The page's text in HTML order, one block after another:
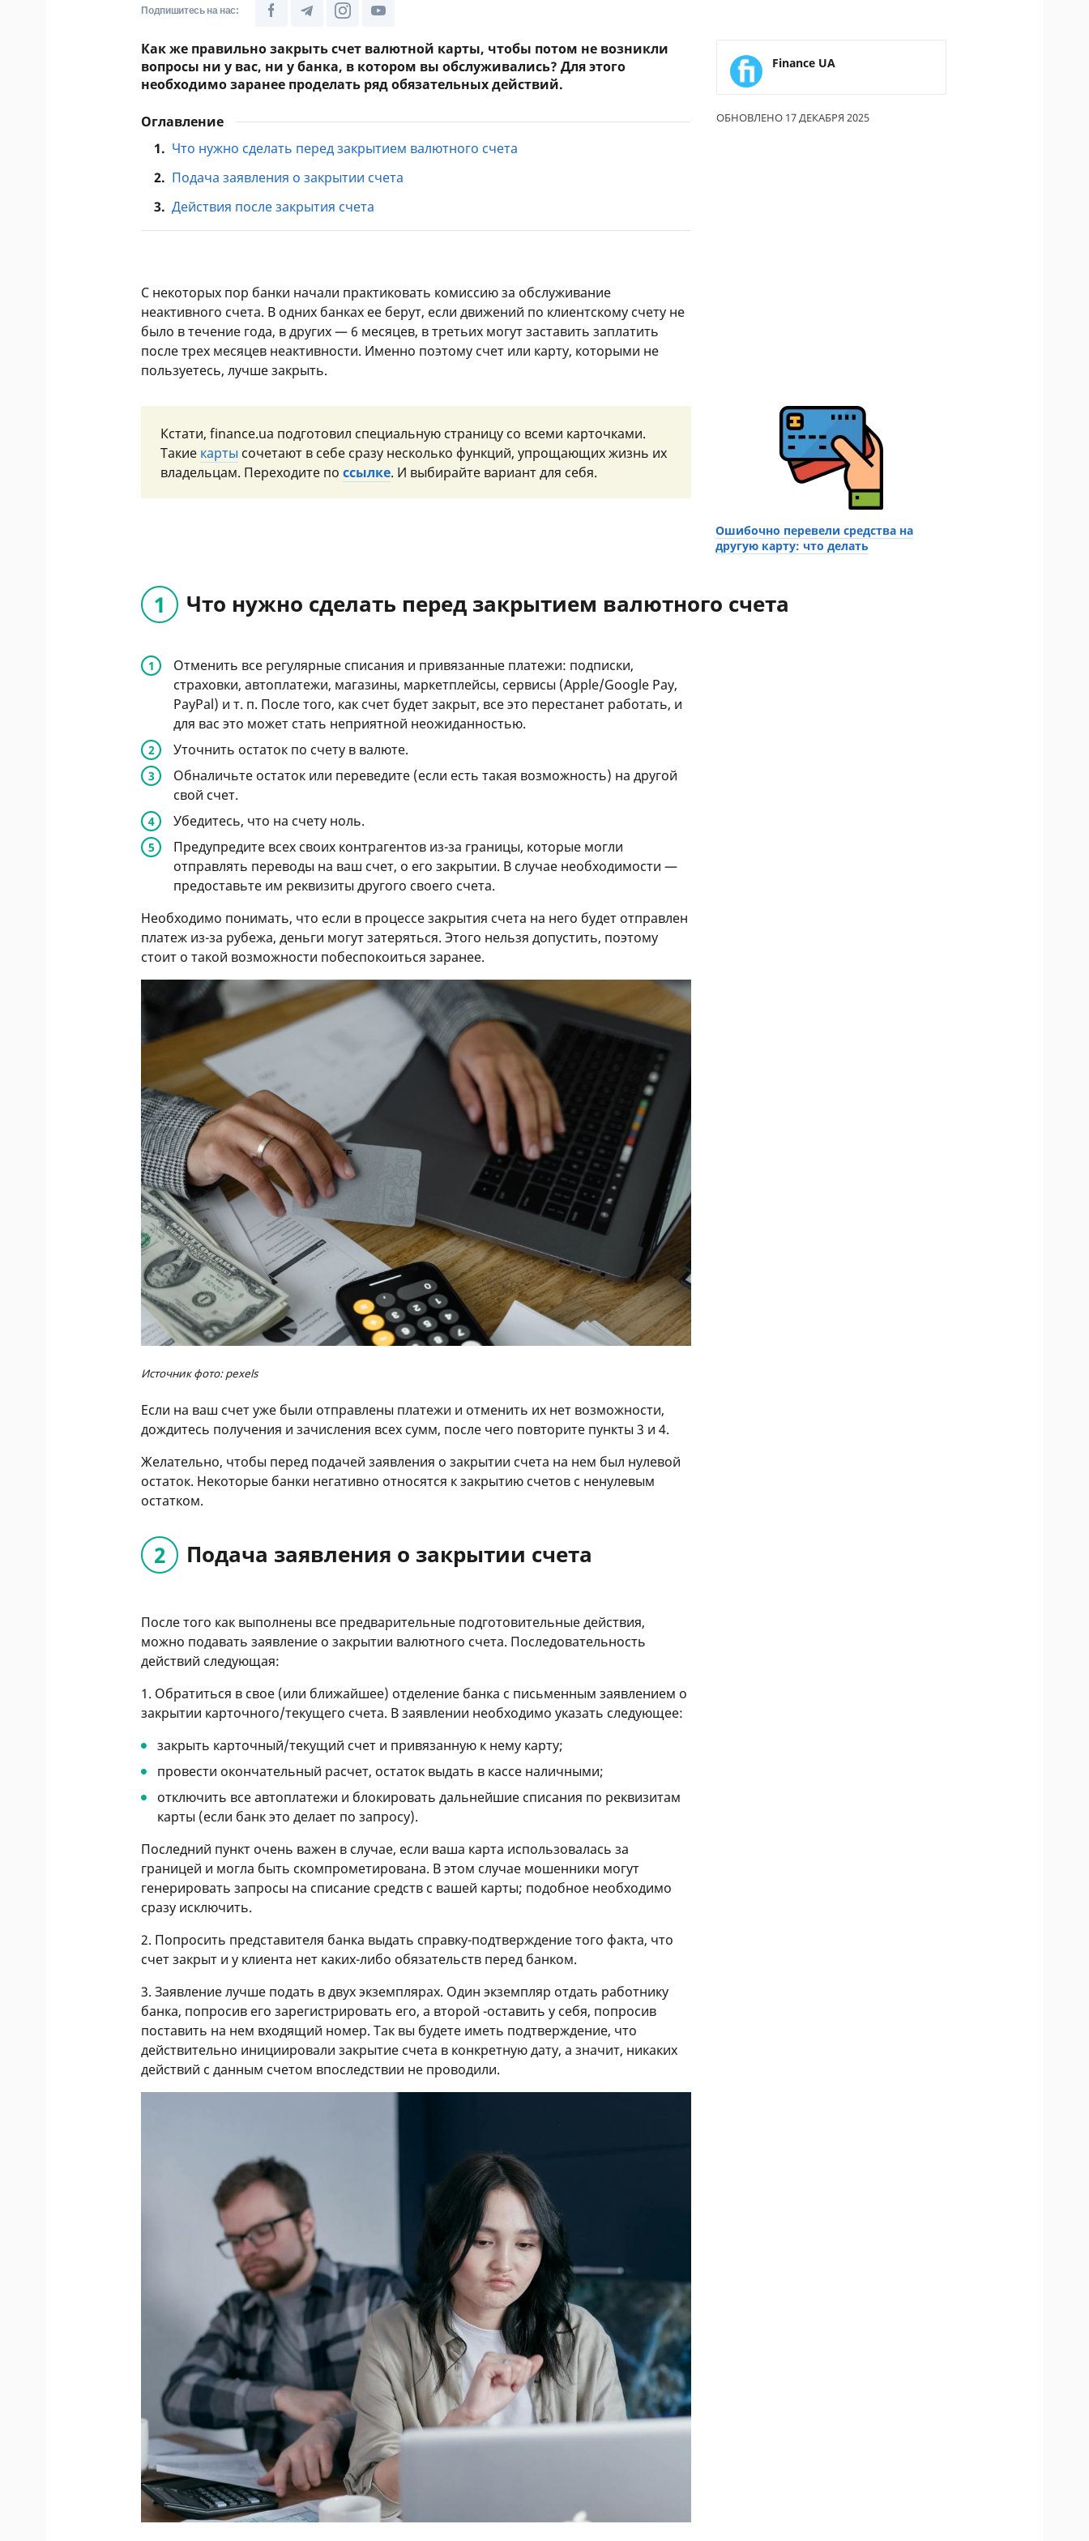
Подпишитесь на нас:
Как же правильно закрыть счет валютной карты, чтобы потом не возникли
вопросы ни у вас, ни у банка, в котором вы обслуживались? Для этого
необходимо заранее проделать ряд обязательных действий.
Оглавление
1. Что нужно сделать перед закрытием валютного счета
2. Подача заявления о закрытии счета
3. Действия после закрытия счета
Finance UA
ОБНОВЛЕНО 17 ДЕКАБРЯ 2025
С некоторых пор банки начали практиковать комиссию за обслуживание
неактивного счета. В одних банках ее берут, если движений по клиентскому счету не
было в течение года, в других — 6 месяцев, в третьих могут заставить заплатить
после трех месяцев неактивности. Именно поэтому счет или карту, которыми не
пользуетесь, лучше закрыть.
Кстати, finance.ua подготовил специальную страницу со всеми карточками.
Такие карты сочетают в себе сразу несколько функций, упрощающих жизнь их
владельцам. Переходите поссылке. И выбирайте вариант для себя.
Ошибочно перевели средства на
другую карту: что делать
Что нужно сделать перед закрытием валютного счета
​Отменить все регулярные списания и привязанные платежи: подписки,
страховки, автоплатежи, магазины, маркетплейсы, сервисы (Apple/Google Pay,
PayPal) и т. п. После того, как счет будет закрыт, все это перестанет работать, и
для вас это может стать неприятной неожиданностью.
Уточнить остаток по счету в валюте.
Обналичьте остаток или переведите (если есть такая возможность) на другой
свой счет.
Убедитесь, что на счету ноль.
Предупредите всех своих контрагентов из-за границы, которые могли
отправлять переводы на ваш счет, о его закрытии. В случае необходимости —
предоставьте им реквизиты другого своего счета.
Необходимо понимать, что если в процессе закрытия счета на него будет отправлен
платеж из-за рубежа, деньги могут затеряться. Этого нельзя допустить, поэтому
стоит о такой возможности побеспокоиться заранее.
Источник фото: pexels
Если на ваш счет уже были отправлены платежи и отменить их нет возможности,
дождитесь получения и зачисления всех сумм, после чего повторите пункты 3 и 4.
Желательно, чтобы перед подачей заявления о закрытии счета на нем был нулевой
остаток. Некоторые банки негативно относятся к закрытию счетов с ненулевым
остатком.
Подача заявления о закрытии счета
После того как выполнены все предварительные подготовительные действия,
можно подавать заявление о закрытии валютного счета. Последовательность
действий следующая:
1. Обратиться в свое (или ближайшее) отделение банка с письменным заявлением о
закрытии карточного/текущего счета. В заявлении необходимо указать следующее:
закрыть карточный/текущий счет и привязанную к нему карту;
провести окончательный расчет, остаток выдать в кассе наличными;
отключить все автоплатежи и блокировать дальнейшие списания по реквизитам
карты (если банк это делает по запросу).
Последний пункт очень важен в случае, если ваша карта использовалась за
границей и могла быть скомпрометирована. В этом случае мошенники могут
генерировать запросы на списание средств с вашей карты; подобное необходимо
сразу исключить.
2. Попросить представителя банка выдать справку-подтверждение того факта, что
счет закрыт и у клиента нет каких-либо обязательств перед банком.
3. Заявление лучше подать в двух экземплярах. Один экземпляр отдать работнику
банка, попросив его зарегистрировать его, а второй -оставить у себя, попросив
поставить на нем входящий номер. Так вы будете иметь подтверждение, что
действительно инициировали закрытие счета в конкретную дату, а значит, никаких
действий с данным счетом впоследствии не проводили.